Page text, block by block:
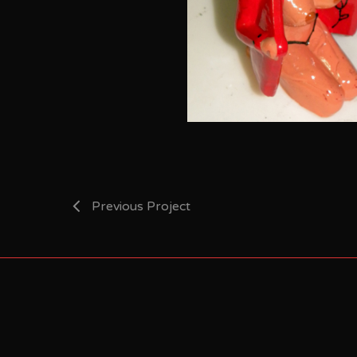
Previous Project